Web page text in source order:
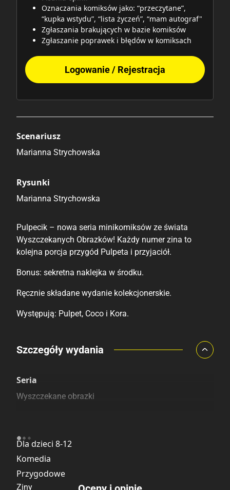
Oznaczania komiksów jako: “przeczytane”,
“kupka wstydu”, “lista życzeń”, “mam autograf"
Zgłaszania brakujących w bazie komiksów
Zgłaszanie poprawek i błędów w komiksach
Logowanie / Rejestracja
Scenariusz
Marianna Strychowska
Rysunki
Marianna Strychowska
Pulpecik – nowa seria minikomiksów ze świata
Wyszczekanych Obrazków! Każdy numer zina to
kolejna porcja przygód Pulpeta i przyjaciół.
Bonus: sekretna naklejka w środku.
Ręcznie składane wydanie kolekcjonerskie.
Występują: Pulpet, Coco i Kora.
Porównaj ceny
Szczegóły wydania
Seria
Wyszczekane obrazki
Dla dzieci 8-12
Komedia
Przygodowe
Ziny